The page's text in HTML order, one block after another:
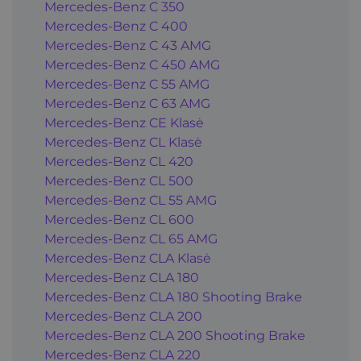
Mercedes-Benz C 350
Mercedes-Benz C 400
Mercedes-Benz C 43 AMG
Mercedes-Benz C 450 AMG
Mercedes-Benz C 55 AMG
Mercedes-Benz C 63 AMG
Mercedes-Benz CE Klasė
Mercedes-Benz CL Klasė
Mercedes-Benz CL 420
Mercedes-Benz CL 500
Mercedes-Benz CL 55 AMG
Mercedes-Benz CL 600
Mercedes-Benz CL 65 AMG
Mercedes-Benz CLA Klasė
Mercedes-Benz CLA 180
Mercedes-Benz CLA 180 Shooting Brake
Mercedes-Benz CLA 200
Mercedes-Benz CLA 200 Shooting Brake
Mercedes-Benz CLA 220